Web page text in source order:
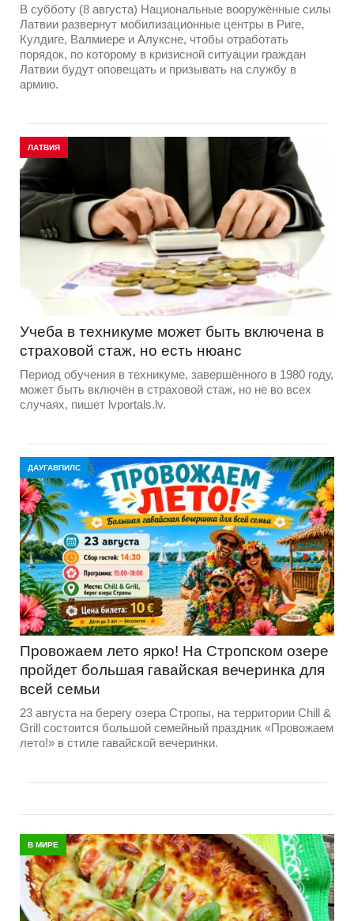
В субботу (8 августа) Национальные вооружённые силы
Латвии развернут мобилизационные центры в Риге,
Кулдиге, Валмиере и Алуксне, чтобы отработать
порядок, по которому в кризисной ситуации граждан
Латвии будут оповещать и призывать на службу в
армию.
ЛАТВИЯ
Учеба в техникуме может быть включена в
страховой стаж, но есть нюанс
Период обучения в техникуме, завершённого в 1980 году,
может быть включён в страховой стаж, но не во всех
случаях, пишет lvportals.lv.
ДАУГАВПИЛС
Провожаем лето ярко! На Стропском озере
пройдет большая гавайская вечеринка для
всей семьи
23 августа на берегу озера Стропы, на территории Chill &
Grill состоится большой семейный праздник «Провожаем
лето!» в стиле гавайской вечеринки.
В МИРЕ